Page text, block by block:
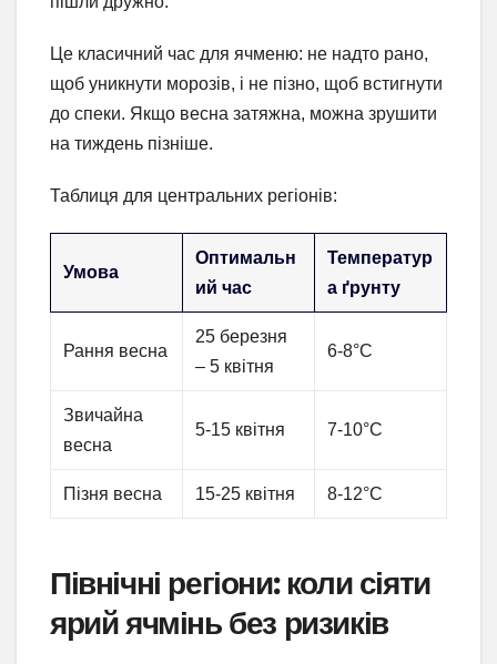
Це класичний час для ячменю: не надто рано,
щоб уникнути морозів, і не пізно, щоб встигнути
до спеки. Якщо весна затяжна, можна зрушити
на тиждень пізніше.
Таблиця для центральних регіонів:
Умова
Оптимальн
ий час
Температур
а ґрунту
Рання весна
25 березня
– 5 квітня
6-8°C
Звичайна
весна
5-15 квітня 7-10°C
Пізня весна 15-25 квітня 8-12°C
Північні регіони: коли сіяти
ярий ячмінь без ризиків